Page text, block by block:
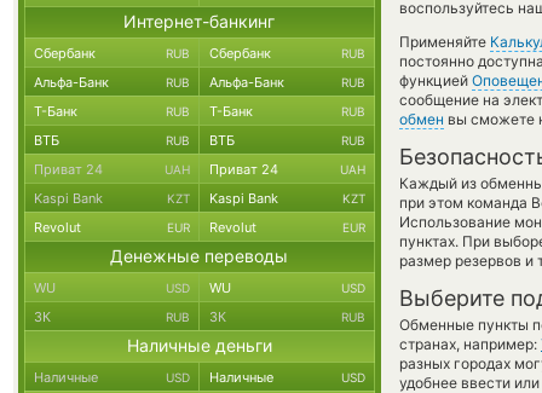
воспользуйтесь
Применяйте
постоянно
функцией
сообщение на
обмен вы сможете
Каждый из
при этом команда
Использование
пунктах. При
размер резервов и
Выберите
Обменные пункты
странах, например:
разных городах
удобнее ввести
Интернет-банкинг
Сбербанк RUB Сбербанк RUB
Альфа-Банк RUB Альфа-Банк RUB
Т-Банк RUB Т-Банк RUB
ВТБ RUB ВТБ RUB
Приват 24 UAH Приват 24 UAH
Kaspi Bank KZT Kaspi Bank KZT
Revolut EUR Revolut EUR
Денежные переводы
WU USD WU USD
ЗК RUB ЗК RUB
Наличные деньги
Наличные USD Наличные USD